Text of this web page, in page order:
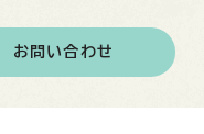
お問い合わせ